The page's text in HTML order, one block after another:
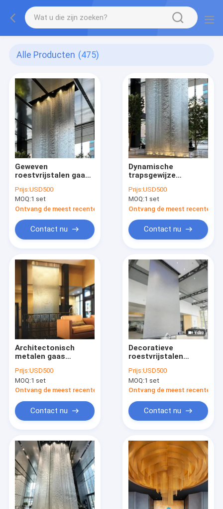
Alle Producten (475)
Geweven
roestvrijstalen gaas
watergordijn
Waterscape-
sculptuur
Prijs:USD500
MOQ:1 set
Ontvang de meest recente Prijs
Contact nu
Dynamische
trapsgewijze
RVS watergordijn
Waterscape
kunstwerk
Prijs:USD500
MOQ:1 set
Ontvang de meest recente
Contact nu
Architectonisch
metalen gaas
watergordijn binnen
buiten
waterlandschap
Prijs:USD500
MOQ:1 set
Ontvang de meest recente Prijs
Contact nu
Decoratieve
roestvrijstalen
binnen buiten
waterlandschap
Prijs:USD500
MOQ:1 set
Ontvang de meest recente
Contact nu